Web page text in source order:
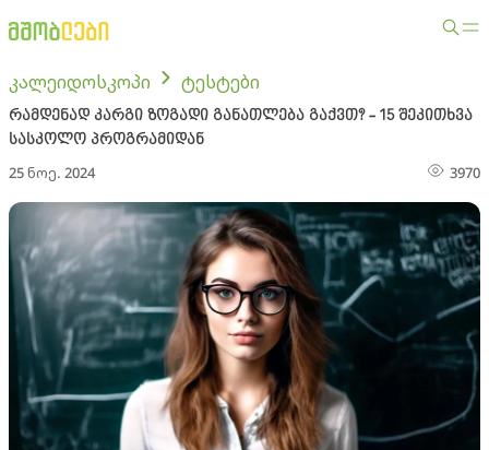
კალეიდოსკოპი ტესტები
რამდენად კარგი ზოგადი განათლება გაქვთ? - 15 შეკითხვა
სასკოლო პროგრამიდან
25 ნოე. 2024 3970